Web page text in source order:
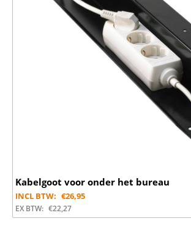
Kabelgoot voor onder het bureau
INCL BTW: €26,95
EX BTW: €22,27